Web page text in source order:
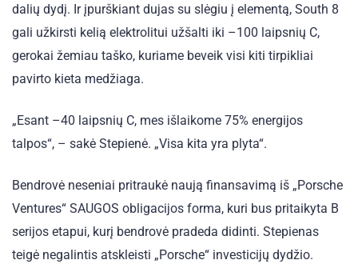
dalių dydį. Ir įpurškiant dujas su slėgiu į elementą, South 8
gali užkirsti kelią elektrolitui užšalti iki –100 laipsnių C,
gerokai žemiau taško, kuriame beveik visi kiti tirpikliai
pavirto kieta medžiaga.
„Esant –40 laipsnių C, mes išlaikome 75% energijos
talpos“, – sakė Stepienė. „Visa kita yra plyta“.
Bendrovė neseniai pritraukė naują finansavimą iš „Porsche
Ventures“ SAUGOS obligacijos forma, kuri bus pritaikyta B
serijos etapui, kurį bendrovė pradeda didinti. Stepienas
teigė negalintis atskleisti „Porsche“ investicijų dydžio.